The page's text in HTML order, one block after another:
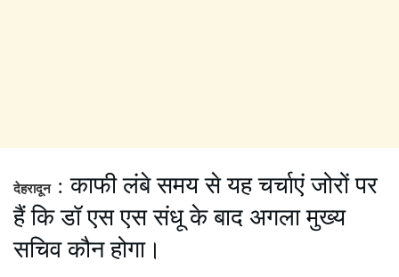
देहरादून: काफी लंबे समय से यह चर्चाएं जोरों पर
हैं कि डॉ एस एस संधू के बाद अगला मुख्य
सचिव कौन होगा।